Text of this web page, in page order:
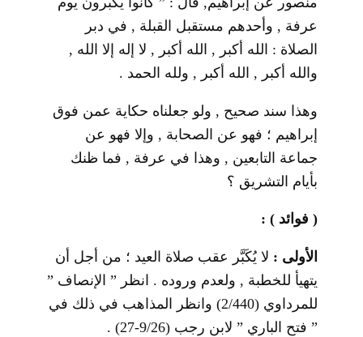
عرفة , وأحدهم مستقبل القبلة , في دبر
الصلاة : الله أكبر , الله أكبر , لا إله إلا الله ,
والله أكبر , الله أكبر , ولله الحمد .
وهذا سند صحيح , ولو جعلناه حكاية عمن فوق
إبراهيم ؛ فهو عن الصحابة , وإلا فهو عن
جماعة التابعين , وهذا في عرفة , فما ظنك
بأيام التشريق ؟
( فوائد ) :
الأولى : لا يُكَبَّر عقب صلاة العيد ؛ من أجل أن
يتهيأ للخطبة , ولعدم وروده . انظر ” الإنصاف ”
للمرداوي (2/440) وانظر المذاهب في ذلك في
” فتح الباري ” لابن رجب (9/26-27) .